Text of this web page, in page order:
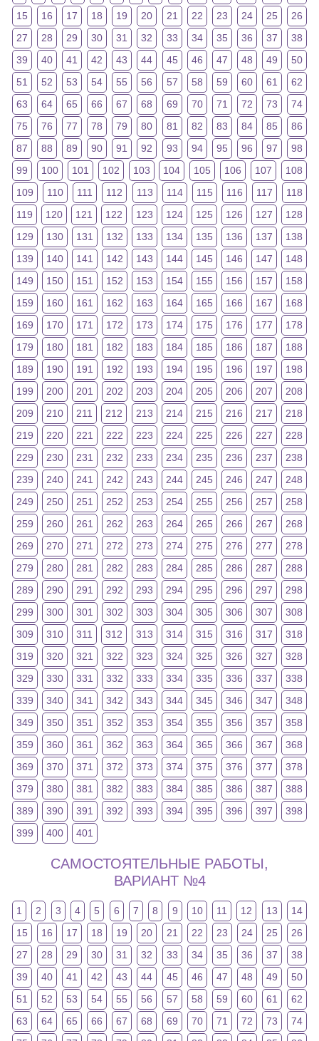
15
16 17 18 19 20 21 22 23 24 25
26
27
28 29 30 31 32 33 34 35 36 37
38
39
40 41 42 43 44 45 46 47 48 49
50
51
52 53 54 55 56 57 58 59 60 61
62
63
64 65 66 67 68 69 70 71 72 73
74
75
76 77 78 79 80 81 82 83 84 85
86
87
88 89 90 91 92 93 94 95 96 97
98
99
100 101 102 103 104 105 106 107
108
109
110 111 112 113 114 115 116 117
118
119
120 121 122 123 124 125 126 127
128
129
130 131 132 133 134 135 136 137
138
139
140 141 142 143 144 145 146 147
148
149
150 151 152 153 154 155 156 157
158
159
160 161 162 163 164 165 166 167
168
169
170 171 172 173 174 175 176 177
178
179
180 181 182 183 184 185 186 187
188
189
190 191 192 193 194 195 196 197
198
199
200 201 202 203 204 205 206 207
208
209
210 211 212 213 214 215 216 217
218
219
220 221 222 223 224 225 226 227
228
229
230 231 232 233 234 235 236 237
238
239
240 241 242 243 244 245 246 247
248
249
250 251 252 253 254 255 256 257
258
259
260 261 262 263 264 265 266 267
268
269
270 271 272 273 274 275 276 277
278
279
280 281 282 283 284 285 286 287
288
289
290 291 292 293 294 295 296 297
298
299
300 301 302 303 304 305 306 307
308
309
310 311 312 313 314 315 316 317
318
319
320 321 322 323 324 325 326 327
328
329
330 331 332 333 334 335 336 337
338
339
340 341 342 343 344 345 346 347
348
349
350 351 352 353 354 355 356 357
358
359
360 361 362 363 364 365 366 367
368
369
370 371 372 373 374 375 376 377
378
379
380 381 382 383 384 385 386 387
388
389
390 391 392 393 394 395 396 397
398
399
400 401
САМОСТОЯТЕЛЬНЫЕ РАБОТЫ,
ВАРИАНТ №4
1 2 3 4 5 6 7 8 9 10 11 12 13
14
15
16 17 18 19 20 21 22 23 24 25
26
27
28 29 30 31 32 33 34 35 36 37
38
39
40 41 42 43 44 45 46 47 48 49
50
51
52 53 54 55 56 57 58 59 60 61
62
63
64 65 66 67 68 69 70 71 72 73
74